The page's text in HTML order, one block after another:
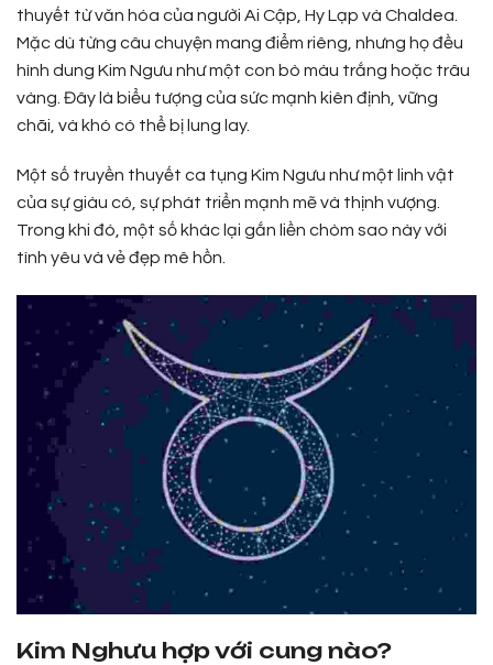
thuyết từ văn hóa của người Ai Cập, Hy Lạp và Chaldea.
Mặc dù từng câu chuyện mang điểm riêng, nhưng họ đều
hình dung Kim Ngưu như một con bò màu trắng hoặc trâu
vàng. Đây là biểu tượng của sức mạnh kiên định, vững
chãi, và khó có thể bị lung lay.
Một số truyền thuyết ca tụng Kim Ngưu như một linh vật
của sự giàu có, sự phát triển mạnh mẽ và thịnh vượng.
Trong khi đó, một số khác lại gắn liền chòm sao này với
tình yêu và vẻ đẹp mê hồn.
Kim Nghưu hợp với cung nào?